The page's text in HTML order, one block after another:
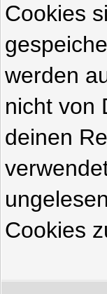
Cookies
werden
nicht von
deinen
Cookies